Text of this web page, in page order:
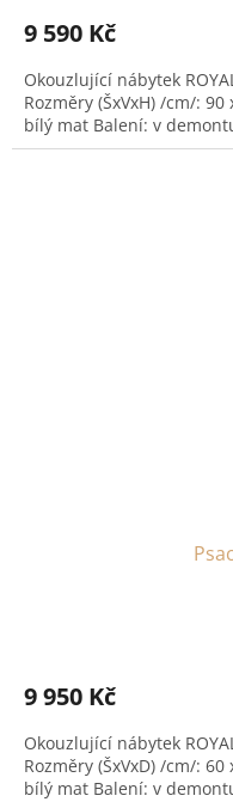
9 590 Kč
Okouzlující nábytek
Rozměry (ŠxVxH) /cm/:
bílý mat Balení: v
9 950 Kč
Okouzlující nábytek
Rozměry (ŠxVxD) /cm/:
bílý mat Balení: v